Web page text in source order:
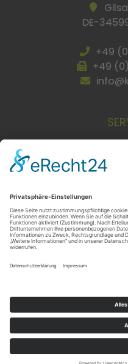
DE-
+49
+49
Vorkasse Rechnung
© 2013 - 2022 by KWS Küttler